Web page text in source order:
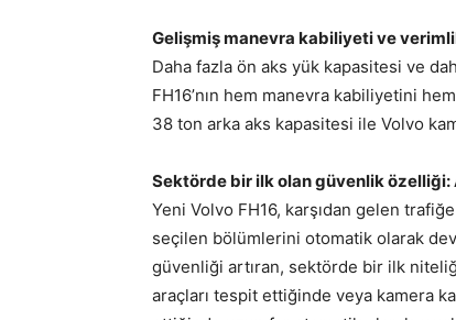
Gelişmiş manevra kabiliyeti ve
Daha fazla ön aks yük kapasitesi ve
FH16’nın hem manevra kabiliyetini
38 ton arka aks kapasitesi ile Volvo
Sektörde bir ilk olan güvenlik
Yeni Volvo FH16, karşıdan gelen
seçilen bölümlerini otomatik olarak
güvenliği artıran, sektörde bir ilk
araçları tespit ettiğinde veya kamera